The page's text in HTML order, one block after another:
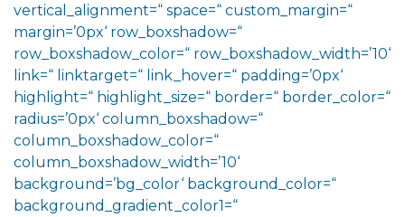
vertical_alignment=“ space=“ custom_margin=“
margin=’0px‘ row_boxshadow=“
row_boxshadow_color=“ row_boxshadow_width=’10‘
link=“ linktarget=“ link_hover=“ padding=’0px‘
highlight=“ highlight_size=“ border=“ border_color=“
radius=’0px‘ column_boxshadow=“
column_boxshadow_color=“
column_boxshadow_width=’10‘
background=’bg_color‘ background_color=“
background_gradient_color1=“